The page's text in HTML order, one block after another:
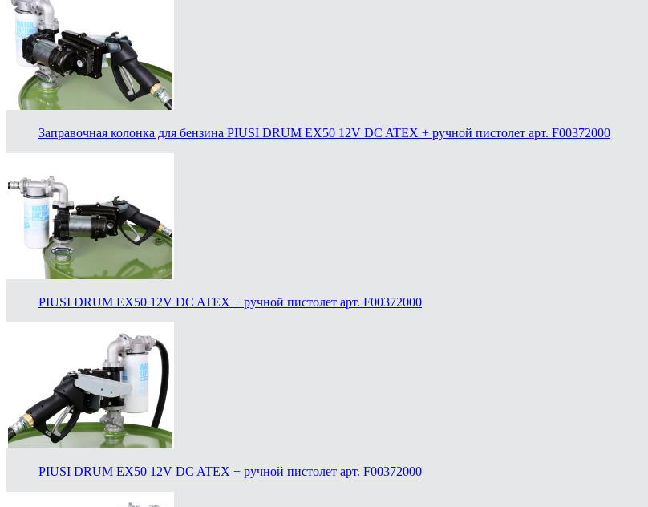
Заправочная колонка для бензина PIUSI DRUM EX50 12V DC ATEX + ручной пистолет арт. F00372000
PIUSI DRUM EX50 12V DC ATEX + ручной пистолет арт. F00372000
PIUSI DRUM EX50 12V DC ATEX + ручной пистолет арт. F00372000